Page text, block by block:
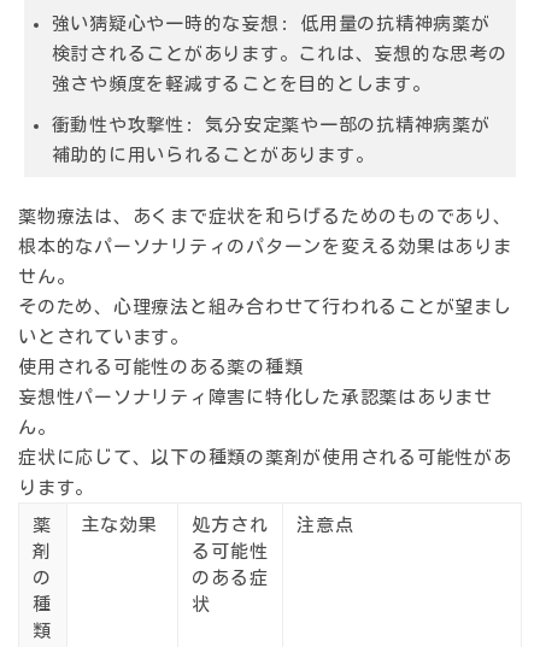
強い猜疑心や一時的な妄想: 低用量の抗精神病薬が
検討されることがあります。これは、妄想的な思考の
強さや頻度を軽減することを目的とします。
衝動性や攻撃性: 気分安定薬や一部の抗精神病薬が
補助的に用いられることがあります。
薬物療法は、あくまで症状を和らげるためのものであり、
根本的なパーソナリティのパターンを変える効果はありま
せん。
そのため、心理療法と組み合わせて行われることが望まし
いとされています。
使用される可能性のある薬の種類
妄想性パーソナリティ障害に特化した承認薬はありませ
ん。
症状に応じて、以下の種類の薬剤が使用される可能性があ
ります。
薬
剤
の
種
類
主な効果
処方され
る可能性
のある症
状
注意点